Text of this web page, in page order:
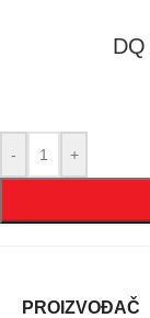
- +
PROIZVOĐAČ